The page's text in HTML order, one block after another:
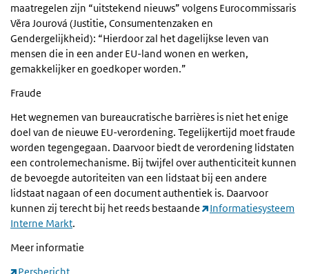
maatregelen zijn “uitstekend nieuws” volgens Eurocommissaris
Věra Jourová (Justitie, Consumentenzaken en
Gendergelijkheid): “Hierdoor zal het dagelijkse leven van
mensen die in een ander EU-land wonen en werken,
gemakkelijker en goedkoper worden.”
Fraude
Het wegnemen van bureaucratische barrières is niet het enige
doel van de nieuwe EU-verordening. Tegelijkertijd moet fraude
worden tegengegaan. Daarvoor biedt de verordening lidstaten
een controlemechanisme. Bij twijfel over authenticiteit kunnen
de bevoegde autoriteiten van een lidstaat bij een andere
lidstaat nagaan of een document authentiek is. Daarvoor
kunnen zij terecht bij het reeds bestaande
Informatiesysteem
Interne Markt.
Meer informatie